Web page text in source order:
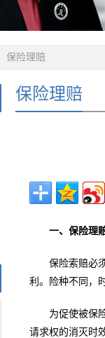
保险理赔
保险理赔
一、保险理
保险索赔必
利。险种不同，
为促使被保
请求权的消灭时